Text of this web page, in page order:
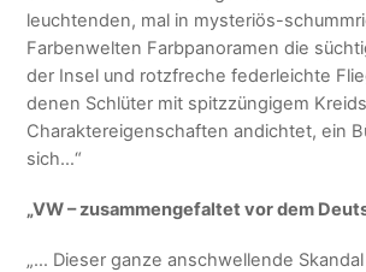
leuchtenden, mal in mysteriös-
Farbenwelten Farbpanoramen die
der Insel und rotzfreche federleichte
denen Schlüter mit spitzzüngigem
Charaktereigenschaften andichtet, ein
sich…“
„VW – zusammengefaltet vor dem
„… Dieser ganze anschwellende